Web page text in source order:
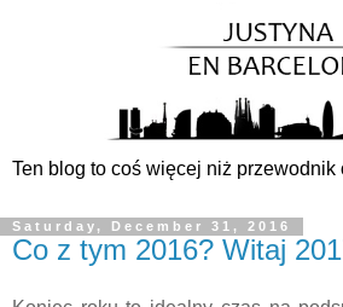
Ten blog to coś więcej niż przewodnik
Saturday, December 31, 2016
Co z tym 2016? Witaj